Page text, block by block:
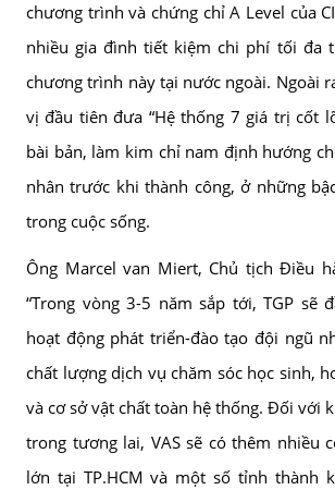
chương trình và chứng chỉ A Level của
nhiều gia đình tiết kiệm chi phí tối đa
chương trình này tại nước ngoài. Ngoài
vị đầu tiên đưa “Hệ thống 7 giá trị cốt
bài bản, làm kim chỉ nam định hướng
nhân trước khi thành công, ở những
trong cuộc sống.
Ông Marcel van Miert, Chủ tịch Điều
“Trong vòng 3-5 năm sắp tới, TGP sẽ
hoạt động phát triển-đào tạo đội ngũ
chất lượng dịch vụ chăm sóc học sinh,
và cơ sở vật chất toàn hệ thống. Đối với
trong tương lai, VAS sẽ có thêm nhiều
lớn tại TP.HCM và một số tỉnh thành